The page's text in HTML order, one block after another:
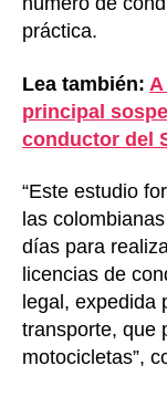
práctica.
Lea también:
principal
conductor del
“Este estudio
las
días para
licencias de
legal, expedida
transporte, que
motocicletas”,